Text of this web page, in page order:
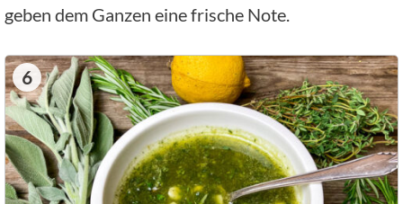
geben dem Ganzen eine frische Note.
6